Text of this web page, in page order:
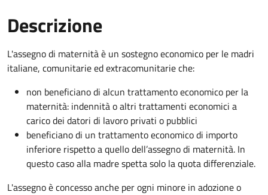
Descrizione
L'assegno di maternità è un sostegno economico per le madri
italiane, comunitarie ed extracomunitarie che:
non beneficiano di alcun trattamento economico per la
maternità: indennità o altri trattamenti economici a
carico dei datori di lavoro privati o pubblici
beneficiano di un trattamento economico di importo
inferiore rispetto a quello dell’assegno di maternità. In
questo caso alla madre spetta solo la quota differenziale.
L'assegno è concesso anche per ogni minore in adozione o